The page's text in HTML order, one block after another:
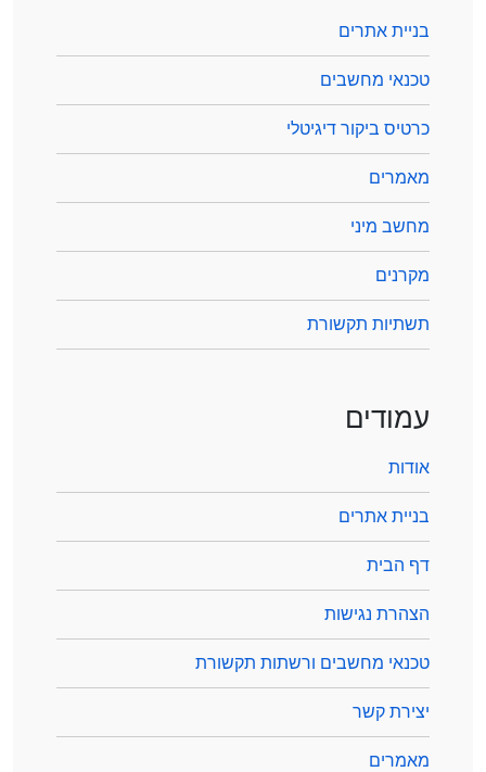
בניית אתרים
טכנאי מחשבים
כרטיס ביקור דיגיטלי
מאמרים
מחשב מיני
מקרנים
תשתיות תקשורת
עמודים
אודות
בניית אתרים
דף הבית
הצהרת נגישות
טכנאי מחשבים ורשתות תקשורת
יצירת קשר
מאמרים